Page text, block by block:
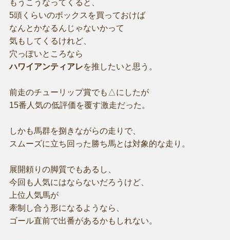
もうこうなってくると、
5頭くらいのボックスを買っておけば
なんとかなるんじゃないかって
気もしてくるけれど、
穴っぽいところなら
ハワイアンティアレを推したいと思う。
前走のチューリップ賞でも△にしたが
15番人気の低評価を覆す激走だった。
しかも馬群を捌きながらの走りで、
スムーズに立ち回った勝ち馬とは対象的な走り。
展開頼りの脚質でもあるし、
今回も人気にはならないだろうけど、
上位人気馬が
牽制し合う形になるようなら、
ゴール直前で出番があるかもしれない。